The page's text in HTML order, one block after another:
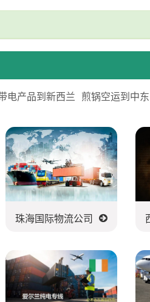
电产品到新西兰 煎锅空运到中
珠海国际物流公司